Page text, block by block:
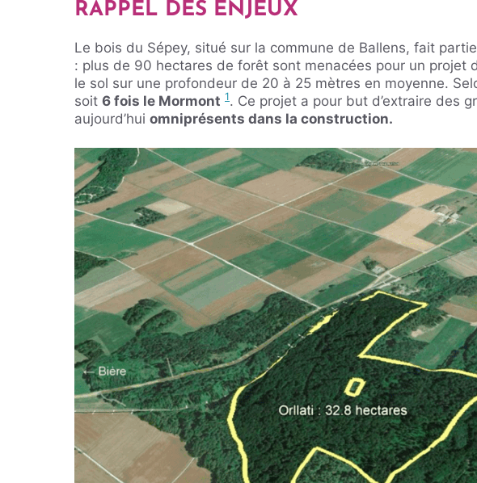
RAPPEL DES ENJEUX
Le bois du Sépey, situé sur la commune de Ballens, fait
: plus de 90 hectares de forêt sont menacées pour un projet
le sol sur une profondeur de 20 à 25 mètres en moyenne.
soit 6 fois le Mormont 1. Ce projet a pour but d’extraire des
aujourd’hui omniprésents dans la construction.